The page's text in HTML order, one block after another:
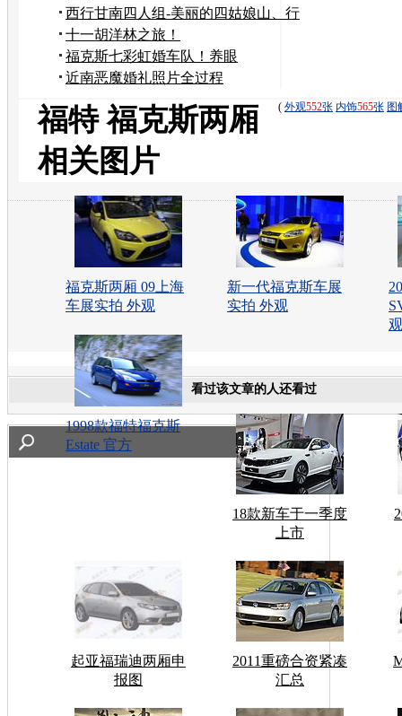
西行甘南四人组-美丽的四姑娘山、行
者的冰石酒吧
十一胡洋林之旅！
福克斯七彩虹婚车队！养眼
近南恶魔婚礼照片全过程
( 外观552张 内饰565张 图
福特 福克斯两厢
相关图片
福克斯两厢 09上海
车展实拍 外观
新一代福克斯车展
实拍 外观
观
1998款福特福克斯
Estate 官方
看过该文章的人还看过
18款新车于一季度
上市
起亚福瑞迪两厢申
报图
2011重磅合资紧凑
汇总